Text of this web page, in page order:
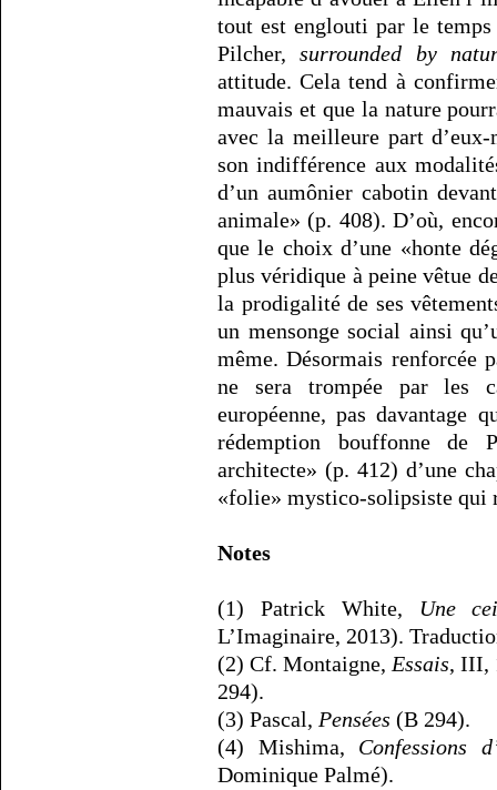
tout est englouti par le
Pilcher,surrounded by
attitude. Cela tend à
mauvais et que la nature
avec la meilleure part d’eux-
son indifférence aux
d’un aumônier cabotin
animale» (p. 408). D’où,
que le choix d’une «honte
plus véridique à peine vêtue
la prodigalité de ses
un mensonge social ainsi
même. Désormais renforcée
ne sera trompée par les
européenne, pas davantage
rédemption bouffonne de
architecte» (p. 412) d’une
«folie» mystico-solipsiste qui
Notes
(1) Patrick White,
Une
L’Imaginaire, 2013).
(2) Cf. Montaigne, Essais, III,
294).
(3) Pascal, Pensées (B 294).
(4) Mishima, Confessions
Dominique Palmé).